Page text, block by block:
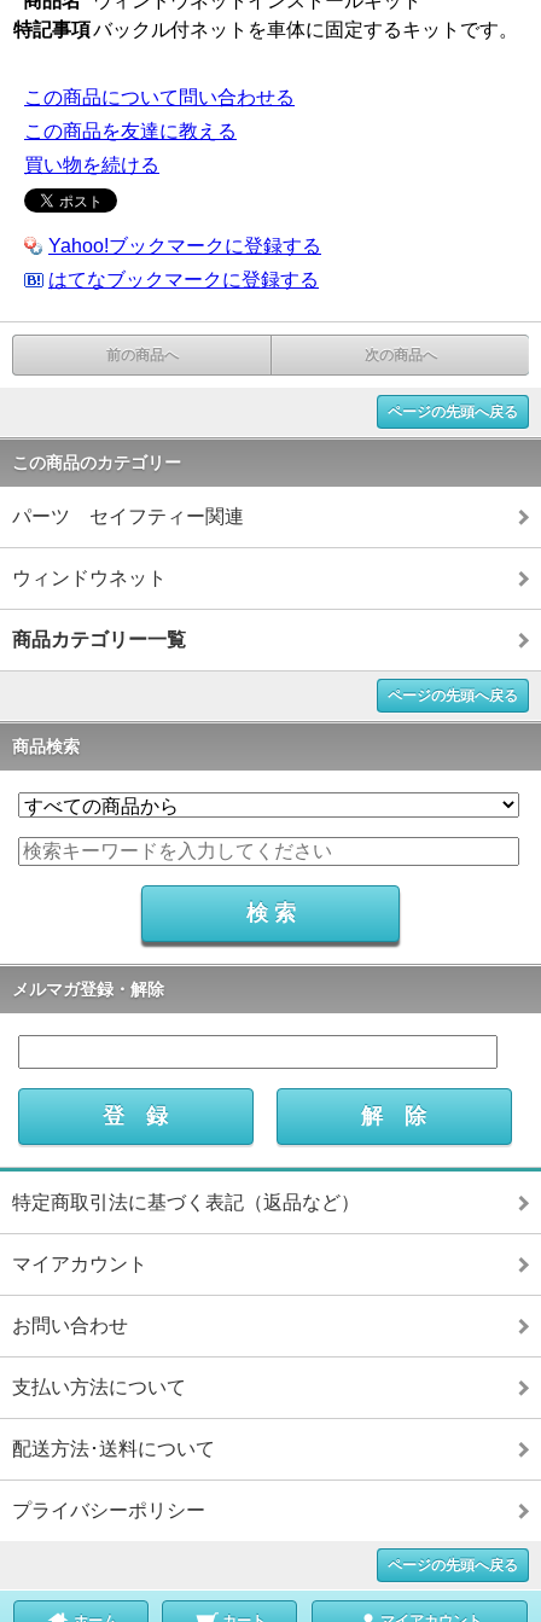
特記事項バックル付ネットを車体に固定するキットです。
この商品について問い合わせる
この商品を友達に教える
買い物を続ける
Yahoo!ブックマークに登録する
はてなブックマークに登録する
前の商品へ 次の商品へ
ページの先頭へ戻る
この商品のカテゴリー
パーツ セイフティー関連
ウィンドウネット
商品カテゴリー一覧
ページの先頭へ戻る
商品検索
メルマガ登録・解除
特定商取引法に基づく表記（返品など）
マイアカウント
お問い合わせ
支払い方法について
配送方法･送料について
プライバシーポリシー
ページの先頭へ戻る